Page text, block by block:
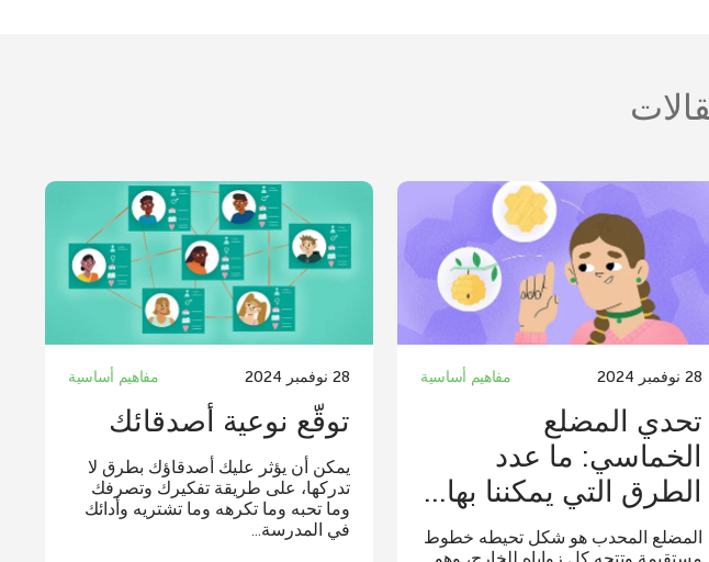
28 نوفمبر 2024 مفاهيم أساسية
تحدي المضلع
الخماسي: ما عدد
الطرق التي يمكننا بها...
المضلع المحدب هو شكل تحيطه خطوط
28 نوفمبر 2024 مفاهيم أساسية
توقّع نوعية أصدقائك
يمكن أن يؤثر عليك أصدقاؤك بطرق لا
تدركها، على طريقة تفكيرك وتصرفك
وما تحبه وما تكرهه وما تشتريه وأدائك
في المدرسة...